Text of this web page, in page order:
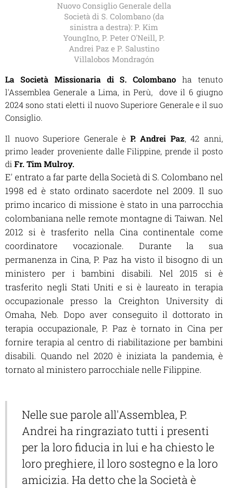
Nuovo Consiglio Generale della
Società di S. Colombano (da
sinistra a destra): P. Kim
YoungIno, P. Peter O'Neill, P.
Andrei Paz e P. Salustino
Villalobos Mondragón
La Società Missionaria di S. Colombanoha tenuto
l'Assemblea Generale a Lima, in Perù, dove il 6 giugno
2024 sono stati eletti il nuovo Superiore Generale e il suo
Consiglio.
Il nuovo Superiore Generale è P. Andrei Paz, 42 anni,
primo leader proveniente dalle Filippine, prende il posto
di Fr. Tim Mulroy.
E' entrato a far parte della Società di S. Colombano nel
1998 ed è stato ordinato sacerdote nel 2009. Il suo
primo incarico di missione è stato in una parrocchia
colombaniana nelle remote montagne di Taiwan. Nel
2012 si è trasferito nella Cina continentale come
coordinatore vocazionale. Durante la sua
permanenza in Cina, P. Paz ha visto il bisogno di un
ministero per i bambini disabili. Nel 2015 si è
trasferito negli Stati Uniti e si è laureato in terapia
occupazionale presso la Creighton University di
Omaha, Neb. Dopo aver conseguito il dottorato in
terapia occupazionale, P. Paz è tornato in Cina per
fornire terapia al centro di riabilitazione per bambini
disabili. Quando nel 2020 è iniziata la pandemia, è
tornato al ministero parrocchiale nelle Filippine.
Nelle sue parole all'Assemblea, P.
Andrei ha ringraziato tutti i presenti
per la loro fiducia in lui e ha chiesto le
loro preghiere, il loro sostegno e la loro
amicizia. Ha detto che la Società è